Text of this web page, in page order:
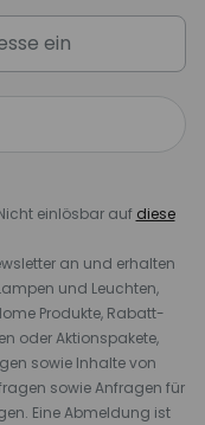
einlösbar auf diese
an und erhalten
und Leuchten,
Produkte, Rabatt-
oder Aktionspakete,
sowie Inhalte von
sowie Anfragen für
Eine Abmeldung ist